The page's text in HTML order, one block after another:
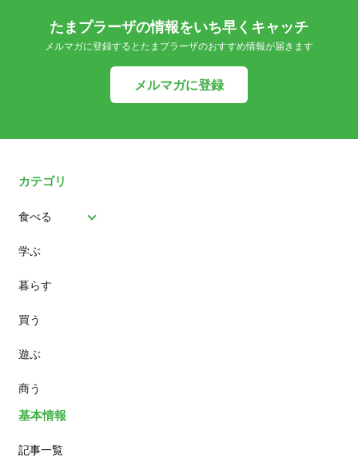
たまプラーザの情報をいち早くキャッチ
メルマガに登録するとたまプラーザのおすすめ情報が届きます
メルマガに登録
カテゴリ
食べる
パン
スイーツ
ランチ
カフェ
学ぶ
暮らす
買う
遊ぶ
商う
基本情報
記事一覧